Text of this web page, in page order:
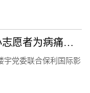
丰台区马家堡街道：影院小小志愿者为病痛挑战公益基金会助力
宇党委联合保利国际影